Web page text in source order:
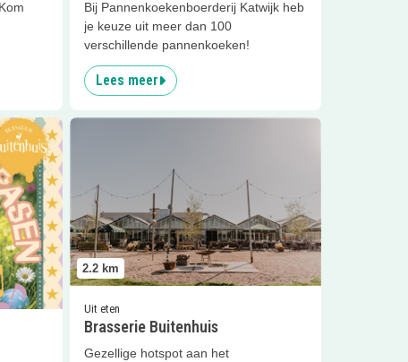
Bij Pannenkoekenboerderij Katwijk heb
je keuze uit meer dan 100
verschillende pannenkoeken!
Lees meer
2.2 km
Uit eten
Brasserie Buitenhuis
Gezellige hotspot aan het
Lees meer